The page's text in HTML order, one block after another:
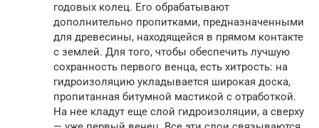
годовых колец. Его обрабатывают
дополнительно пропитками, предназначенными
для древесины, находящейся в прямом контакте
с землей. Для того, чтобы обеспечить лучшую
сохранность первого венца, есть хитрость: на
гидроизоляцию укладывается широкая доска,
пропитанная битумной мастикой с отработкой.
На нее кладут еще слой гидроизоляции, а сверху